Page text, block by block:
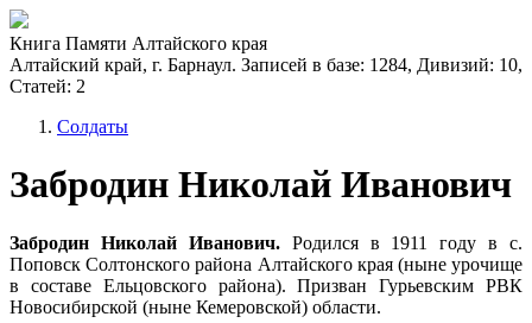
Книга Памяти Алтайского края
Алтайский край, г. Барнаул. Записей в базе: 1284, Дивизий: 10,
Статей: 2
Солдаты
Забродин Николай Иванович
Забродин Николай Иванович. Родился в 1911 году в с.
Поповск Солтонского района Алтайского края (ныне урочище
в составе Ельцовского района). Призван Гурьевским РВК
Новосибирской (ныне Кемеровской) области.